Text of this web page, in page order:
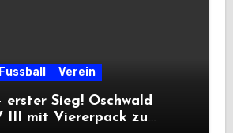
Fussball Verein
erster Sieg! Oschwald
III mit Viererpack zu